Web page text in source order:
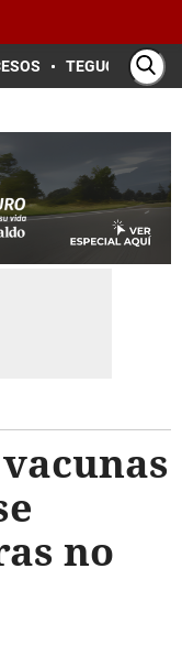
TEGUCIGALPA
no